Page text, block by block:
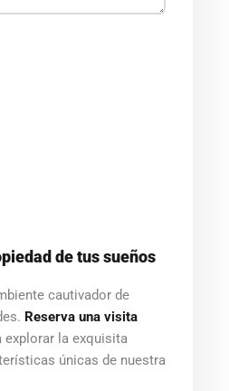
de tus sueños
cautivador de
Reserva una visita
explorar la exquisita
únicas de nuestra